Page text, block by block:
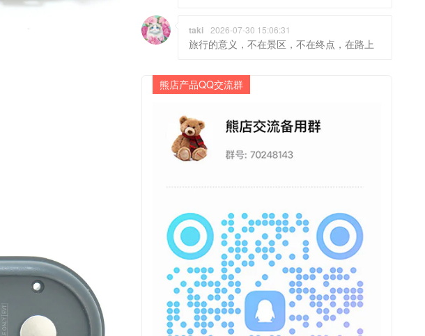
taki 2026-07-30 15:06:31
旅行的意义，不在景区，不在终点，在路上
熊店产品QQ交流群